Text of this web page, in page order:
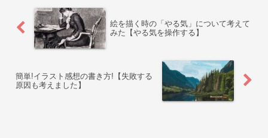
絵を描く時の「やる気」について考えて
みた【やる気を操作する】
簡単!イラスト感想の書き方!【失敗する
原因も考えました】